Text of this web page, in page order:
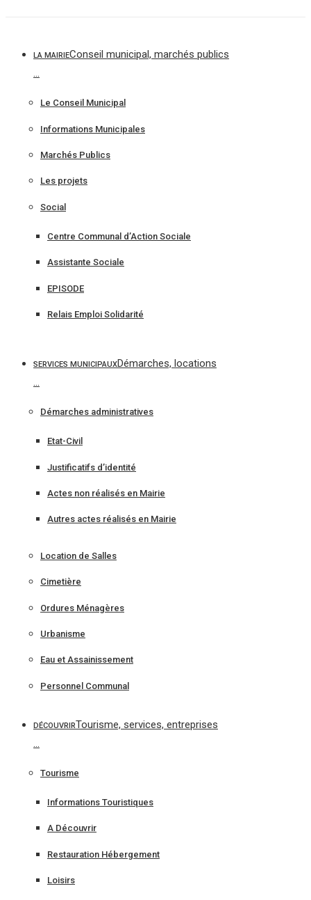
contenuLA MAIRIEConseil municipal, marchés publics
…
Le Conseil Municipal
Informations Municipales
Marchés Publics
Les projets
Social
Centre Communal d’Action Sociale
Assistante Sociale
EPISODE
Relais Emploi Solidarité
SERVICES MUNICIPAUXDémarches, locations
…
Démarches administratives
Etat-Civil
Justificatifs d’identité
Actes non réalisés en Mairie
Autres actes réalisés en Mairie
Location de Salles
Cimetière
Ordures Ménagères
Urbanisme
Eau et Assainissement
Personnel Communal
DÉCOUVRIRTourisme, services, entreprises
Tourisme
Informations Touristiques
A Découvrir
Restauration Hébergement
Loisirs